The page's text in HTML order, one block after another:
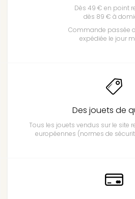
Dès 49 € en point
dès 89 € à
Commande passée
expédiée le jour
Des jouets de
Tous les jouets vendus sur le site
européennes (normes de